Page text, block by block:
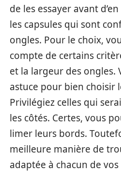
de les essayer avant
les capsules qui sont
ongles. Pour le choix,
compte de certains
et la largeur des ongles.
astuce pour bien choisir
Privilégiez celles qui
les côtés. Certes, vous
limer leurs bords.
meilleure manière de
adaptée à chacun de